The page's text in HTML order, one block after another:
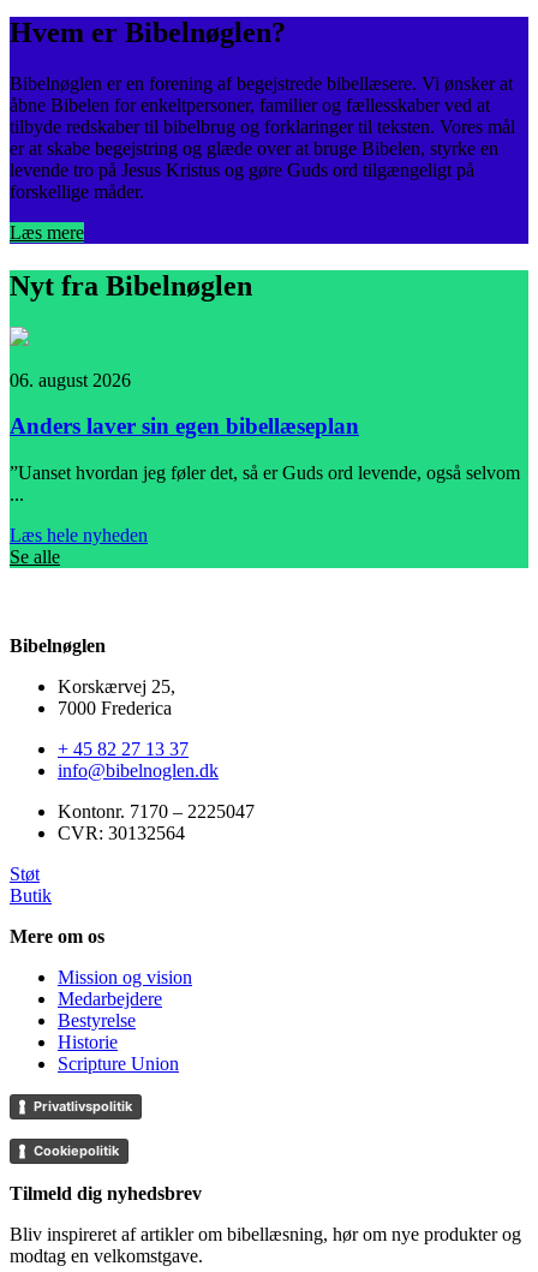
Hvem er Bibelnøglen?
Bibelnøglen er en forening af begejstrede bibellæsere. Vi ønsker at
åbne Bibelen for enkeltpersoner, familier og fællesskaber ved at
tilbyde redskaber til bibelbrug og forklaringer til teksten. Vores mål
er at skabe begejstring og glæde over at bruge Bibelen, styrke en
levende tro på Jesus Kristus og gøre Guds ord tilgængeligt på
forskellige måder.
Læs mere
Nyt fra Bibelnøglen
06. august 2026
Anders laver sin egen bibellæseplan
”Uanset hvordan jeg føler det, så er Guds ord levende, også selvom
...
Læs hele nyheden
Se alle
Bibelnøglen
Korskærvej 25,
7000 Frederica
+ 45 82 27 13 37
info@bibelnoglen.dk
Kontonr. ‍7170 – 2225047
CVR: ‍30132564
Støt
Butik
Mere om os
Mission og vision
Medarbejdere
Bestyrelse
Historie
Scripture Union
Privatlivspolitik
Cookiepolitik
Tilmeld dig nyhedsbrev
Bliv inspireret af artikler om bibellæsning, hør om nye produkter og
modtag en velkomstgave.